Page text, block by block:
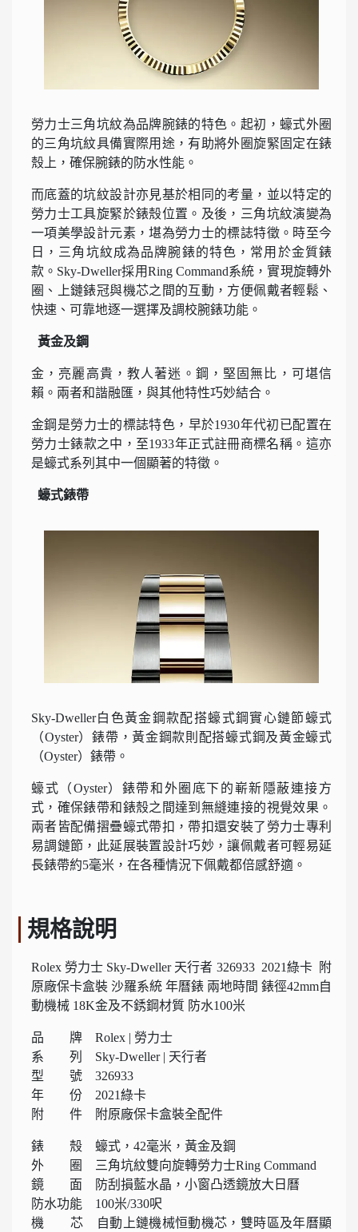
勞力士三角坑紋為品牌腕錶的特色。起初，蠔式外圈
的三角坑紋具備實際用途，有助將外圈旋緊固定在錶
殼上，確保腕錶的防水性能。
而底蓋的坑紋設計亦見基於相同的考量，並以特定的
勞力士工具旋緊於錶殼位置。及後，三角坑紋演變為
一項美學設計元素，堪為勞力士的標誌特徵。時至今
日，三角坑紋成為品牌腕錶的特色，常用於金質錶
款。Sky-Dweller採用Ring Command系統，實現旋轉外
圈、上鏈錶冠與機芯之間的互動，方便佩戴者輕鬆、
快速、可靠地逐一選擇及調校腕錶功能。
黃金及鋼
金，亮麗高貴，教人著迷。鋼，堅固無比，可堪信
賴。兩者和諧融匯，與其他特性巧妙結合。
金鋼是勞力士的標誌特色，早於1930年代初已配置在
勞力士錶款之中，至1933年正式註冊商標名稱。這亦
是蠔式系列其中一個顯著的特徵。
蠔式錶帶
Sky-Dweller白色黃金鋼款配搭蠔式鋼實心鏈節蠔式
（Oyster）錶帶，黃金鋼款則配搭蠔式鋼及黃金蠔式
（Oyster）錶帶。
蠔式（Oyster）錶帶和外圈底下的嶄新隱蔽連接方
式，確保錶帶和錶殼之間達到無縫連接的視覺效果。
兩者皆配備摺疊蠔式帶扣，帶扣還安裝了勞力士專利
易調鏈節，此延展裝置設計巧妙，讓佩戴者可輕易延
長錶帶約5毫米，在各種情況下佩戴都倍感舒適。
規格說明
Rolex 勞力士 Sky-Dweller 天行者 326933 2021綠卡 附
原廠保卡盒裝 沙羅系統 年曆錶 兩地時間 錶徑42mm自
動機械 18K金及不銹鋼材質 防水100米
品 牌 Rolex | 勞力士
系 列 Sky-Dweller | 天行者
型 號 326933
年 份 2021綠卡
附 件 附原廠保卡盒裝全配件
錶 殼 蠔式，42毫米，黃金及鋼
外 圈 三角坑紋雙向旋轉勞力士Ring Command
鏡 面 防刮損藍水晶，小窗凸透鏡放大日曆
防水功能 100米/330呎
機 芯 自動上鏈機械恒動機芯，雙時區及年曆顯